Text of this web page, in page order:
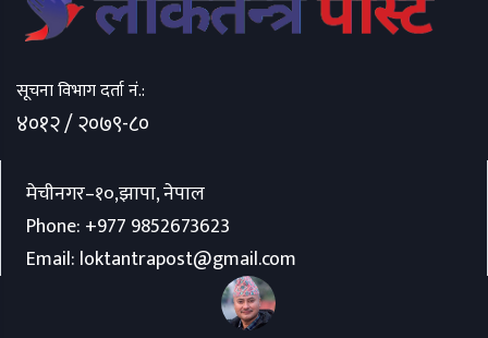
सूचना विभाग दर्ता नं.:
४०१२ / २०७९-८०
मेचीनगर–१०,झापा, नेपाल
Phone: +977 9852673623
Email: loktantrapost@gmail.com